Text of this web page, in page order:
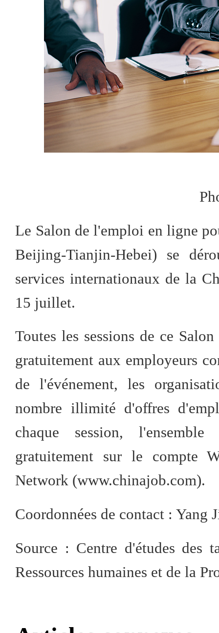
Le Salon de l'emploi en ligne
Beijing-Tianjin-Hebei) se
services internationaux de la
15 juillet.
Toutes les sessions de ce
gratuitement aux employeurs
de l'événement, les
nombre illimité d'offres
chaque session,
gratuitement sur le compte
Network (www.chinajob.com).
Coordonnées de contact : Yang
Source : Centre d'études des
Ressources humaines et de la